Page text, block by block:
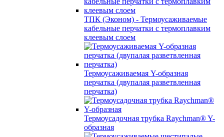
ТПК (Эконом) - Термоусаживаемые
кабельные перчатки с термоплавким
клеевым слоем
Термоусаживаемая Y-образная
перчатка (двупалая разветвленная
перчатка)
Термоусадочная трубка Raychman® Y-
образная